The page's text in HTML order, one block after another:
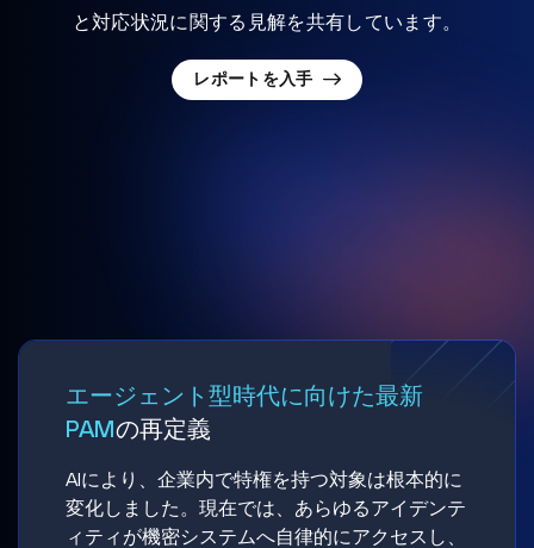
と対応状況に関する見解を共有しています。
レポートを入手
エージェント型時代に向けた最新
PAMの再定義
AIにより、企業内で特権を持つ対象は根本的に
変化しました。現在では、あらゆるアイデンテ
ィティが機密システムへ自律的にアクセスし、